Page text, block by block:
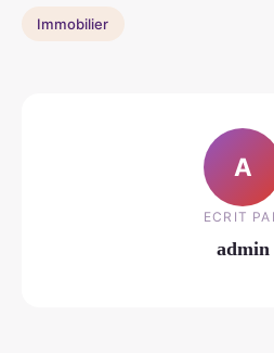
Immobilier
A
ECRIT
admin